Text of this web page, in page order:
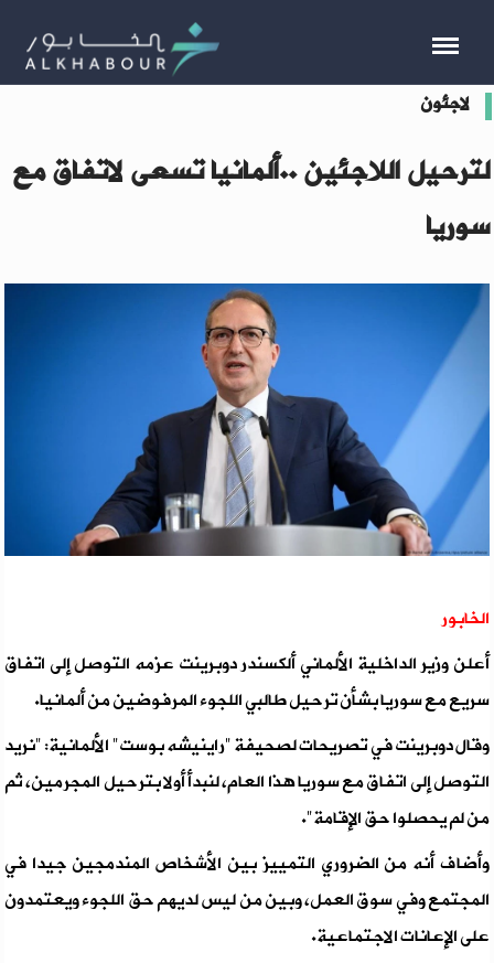
لاجئون
لترحيل اللاجئين ..ألمانيا تسعى لاتفاق مع
سوريا
الخابور
أعلن وزير الداخلية الألماني ألكسندر دوبرينت عزمه التوصل إلى اتفاق
سريع مع سوريا بشأن ترحيل طالبي اللجوء المرفوضين من ألمانيا.
وقال دوبرينت في تصريحات لصحيفة "راينيشه بوست" الألمانية: "نريد
التوصل إلى اتفاق مع سوريا هذا العام، لنبدأ أولا بترحيل المجرمين، ثم
من لم يحصلوا حق الإقامة".
وأضاف أنه من الضروري التمييز بين الأشخاص المندمجين جيدا في
المجتمع وفي سوق العمل، وبين من ليس لديهم حق اللجوء ويعتمدون
على الإعانات الاجتماعية.